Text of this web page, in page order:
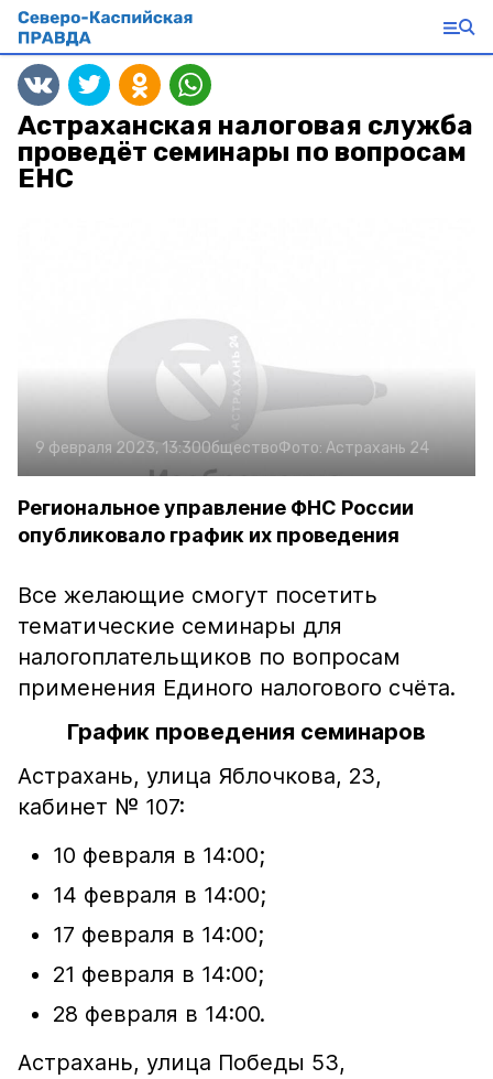
Астраханская налоговая служба
проведёт семинары по вопросам
ЕНС
9 февраля 2023, 13:30ОбществоФото: Астрахань 24
Региональное управление ФНС России
опубликовало график их проведения
Все желающие смогут посетить
тематические семинары для
налогоплательщиков по вопросам
применения Единого налогового счёта.
График проведения семинаров
Астрахань, улица Яблочкова, 23,
кабинет № 107:
10 февраля в 14:00;
14 февраля в 14:00;
17 февраля в 14:00;
21 февраля в 14:00;
28 февраля в 14:00.
Астрахань, улица Победы 53,